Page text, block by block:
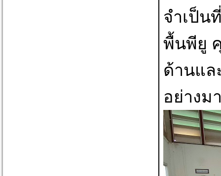
จำเป็น
พื้นพียู
ด้านแล
อย่างม